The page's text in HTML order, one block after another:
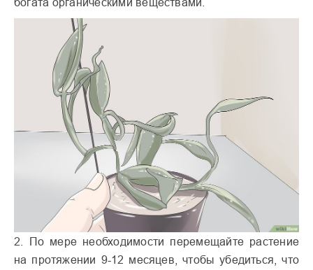
2. По мере необходимости перемещайте растение
на протяжении 9-12 месяцев, чтобы убедиться, что